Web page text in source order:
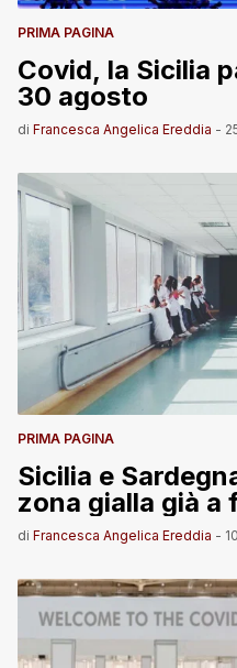
PRIMA PAGINA
Covid, la Sicilia
30 agosto
di Francesca Angelica Ereddia -
PRIMA PAGINA
Sicilia e
zona gialla già a
di Francesca Angelica Ereddia -